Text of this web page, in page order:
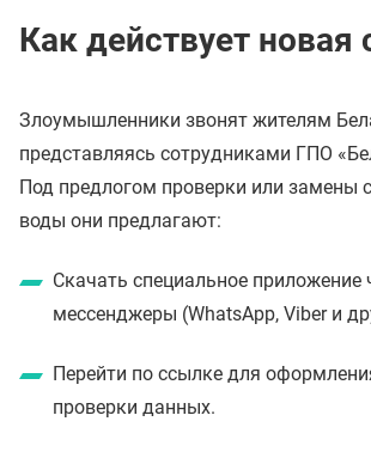
Как действует новая
Злоумышленники звонят жителям
представляясь сотрудниками ГПО
Под предлогом проверки или замены
воды они предлагают:
Скачать специальное приложение
мессенджеры (WhatsApp, Viber и
Перейти по ссылке для
проверки данных.